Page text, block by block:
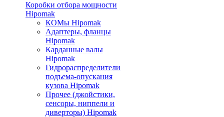
Коробки отбора мощности
Hipomak
КОМы Hipomak
Адаптеры, фланцы
Hipomak
Карданные валы
Hipomak
Гидрораспределители
подъема-опускания
кузова Hipomak
Прочее (джойстики,
сенсоры, ниппели и
диверторы) Hipomak